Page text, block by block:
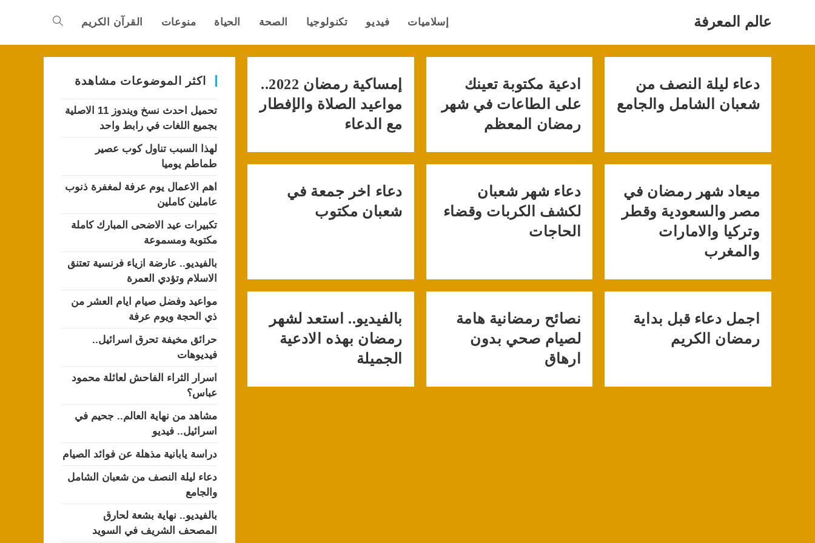
عالم المعرفة إسلاميات فيديو تكنولوجيا الصحة الحياة منوعات القرآن الكريم Toggle
دعاء ليلة النصف من
شعبان الشامل والجامع
ادعية مكتوبة تعينك
على الطاعات في شهر
رمضان المعظم
إمساكية رمضان 2022..
مواعيد الصلاة والإفطار
مع الدعاء
ميعاد شهر رمضان في
مصر والسعودية وقطر
وتركيا والامارات
والمغرب
دعاء شهر شعبان
لكشف الكربات وقضاء
الحاجات
دعاء اخر جمعة في
شعبان مكتوب
اجمل دعاء قبل بداية
رمضان الكريم
نصائح رمضانية هامة
لصيام صحي بدون
ارهاق
بالفيديو.. استعد لشهر
رمضان بهذه الادعية
الجميلة
اكثر الموضوعات مشاهدة
تحميل احدث نسخ ويندوز 11 الاصلية
بجميع اللغات في رابط واحد
لهذا السبب تناول كوب عصير
طماطم يوميا
اهم الاعمال يوم عرفة لمغفرة ذنوب
عاملين كاملين
تكبيرات عيد الاضحى المبارك كاملة
مكتوبة ومسموعة
بالفيديو.. عارضة ازياء فرنسية تعتنق
الاسلام وتؤدي العمرة
مواعيد وفضل صيام ايام العشر من
ذي الحجة ويوم عرفة
حرائق مخيفة تحرق اسرائيل..
فيديوهات
اسرار الثراء الفاحش لعائلة محمود
عباس؟
مشاهد من نهاية العالم.. جحيم في
اسرائيل.. فيديو
دراسة يابانية مذهلة عن فوائد الصيام
دعاء ليلة النصف من شعبان الشامل
والجامع
بالفيديو.. نهاية بشعة لحارق
المصحف الشريف في السويد